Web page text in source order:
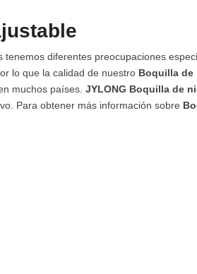
tenemos diferentes preocupaciones
lo que la calidad de nuestro Boquilla de
muchos países. JYLONG Boquilla de
Para obtener más información sobre